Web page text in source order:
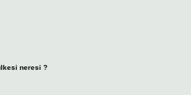
neresi ?